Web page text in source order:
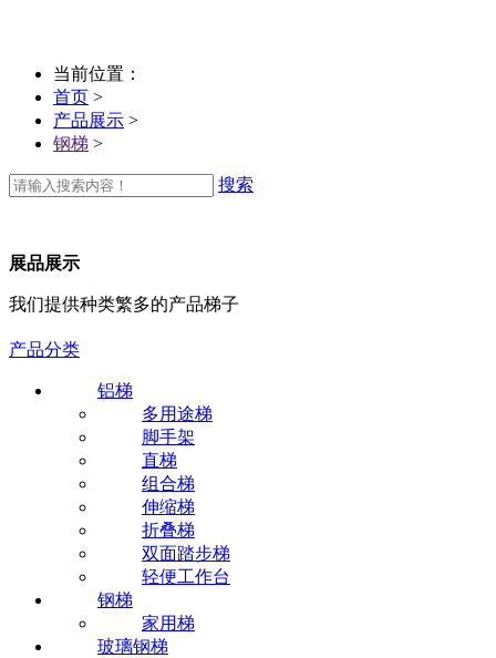
当前位置：
首页 >
产品展示 >
钢梯 >
搜索
展品展示
我们提供种类繁多的产品梯子
产品分类
铝梯
多用途梯
脚手架
直梯
组合梯
伸缩梯
折叠梯
双面踏步梯
轻便工作台
钢梯
家用梯
玻璃钢梯